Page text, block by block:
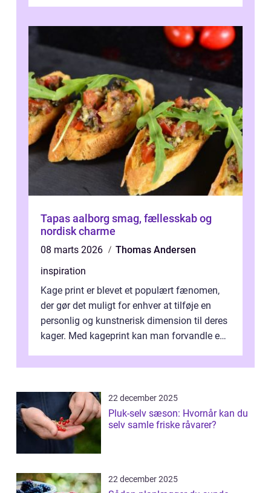
Tapas aalborg smag, fællesskab og
nordisk charme
08 marts 2026
Thomas Andersen
inspiration
Kage print er blevet et populært fænomen,
der gør det muligt for enhver at tilføje en
personlig og kunstnerisk dimension til deres
kager. Med kageprint kan man forvandle en
22 december 2025
Pluk-selv sæson: Hvornår kan du
selv samle friske råvarer?
22 december 2025